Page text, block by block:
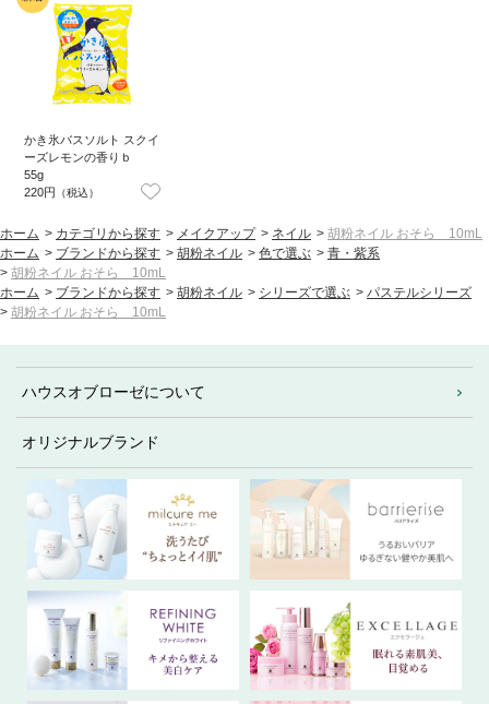
かき氷バスソルト スクイ
ーズレモンの香りｂ
55g
220円 （税込）
ホーム > カテゴリから探す > メイクアップ > ネイル > 胡粉ネイル おそら 10mL
ホーム > ブランドから探す > 胡粉ネイル > 色で選ぶ > 青・紫系
> 胡粉ネイル おそら 10mL
ホーム > ブランドから探す > 胡粉ネイル > シリーズで選ぶ > パステルシリーズ
> 胡粉ネイル おそら 10mL
ハウスオブローゼについて
オリジナルブランド